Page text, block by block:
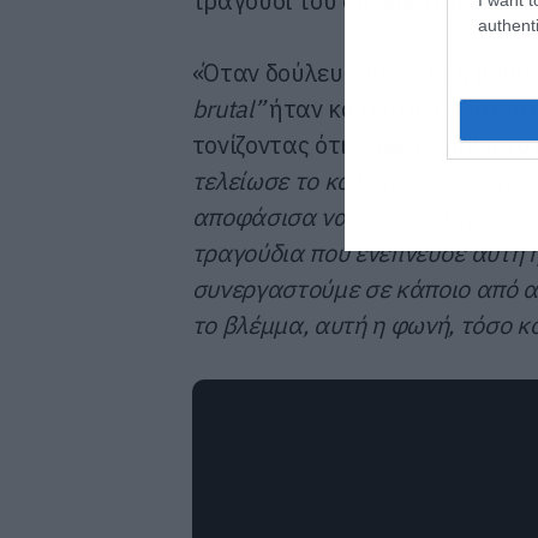
«Όταν δούλευα πάνω στη
brutal”ήταν κάτι στο οποίο
τονίζοντας ότι ένιωσε «πολύ
τελείωσε το καλοκαίρι,
αποφάσισα να επικοινωνήσω
τραγούδια που ενέπνευσε
συνεργαστούμε σε κάποιο από
το βλέμμα, αυτή η φωνή, τόσο